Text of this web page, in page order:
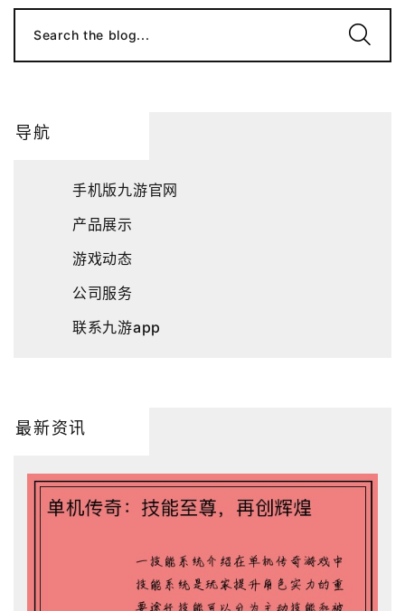
Search the blog...
导航
手机版九游官网
产品展示
游戏动态
公司服务
联系九游app
最新资讯